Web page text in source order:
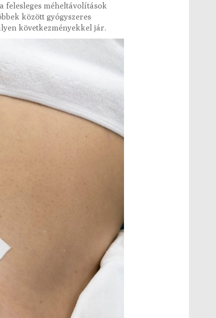
felesleges méheltávolítások
között gyógyszeres
következményekkel jár.